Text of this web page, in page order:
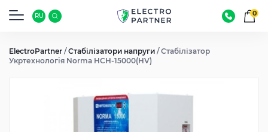
RU 0
ElectroPartner /Стабілізатори напруги /Стабілізатор
Укртехнологія Norma HCH-15000(HV)